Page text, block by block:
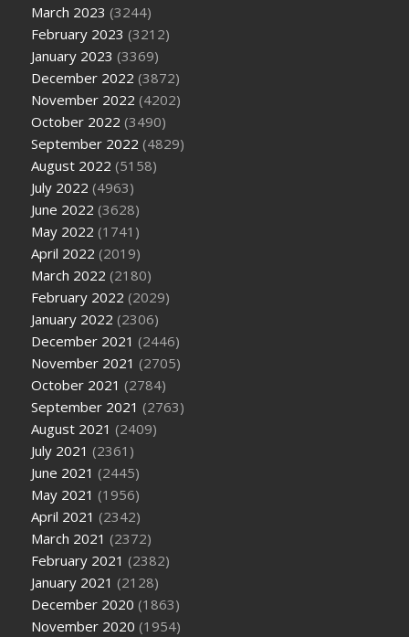
March 2023 (3244)
February 2023 (3212)
January 2023 (3369)
December 2022 (3872)
November 2022 (4202)
October 2022 (3490)
September 2022 (4829)
August 2022 (5158)
July 2022 (4963)
June 2022 (3628)
May 2022 (1741)
April 2022 (2019)
March 2022 (2180)
February 2022 (2029)
January 2022 (2306)
December 2021 (2446)
November 2021 (2705)
October 2021 (2784)
September 2021 (2763)
August 2021 (2409)
July 2021 (2361)
June 2021 (2445)
May 2021 (1956)
April 2021 (2342)
March 2021 (2372)
February 2021 (2382)
January 2021 (2128)
December 2020 (1863)
November 2020 (1954)